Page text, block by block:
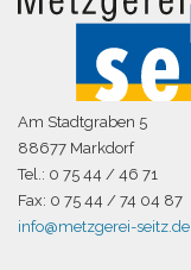
Am Stadtgraben 5
88677 Markdorf
Tel.: 0 75 44 / 46 71
Fax: 0 75 44 / 74 04 87
info@metzgerei-seitz.de